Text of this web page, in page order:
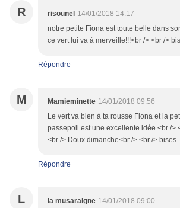
R risounel 14/01/2018 14:17
notre petite Fiona est toute belle dans
ce vert lui va à merveille!!!<br /> <br />
Répondre
M Mamieminette 14/01/2018 09:56
Le vert va bien à ta rousse Fiona et la
passepoil est une excellente idée.<br />
<br /> Doux dimanche<br /> <br /> bises
Répondre
L la musaraigne 14/01/2018 09:00